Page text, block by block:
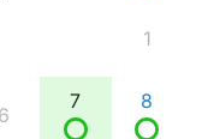
1
6
7 8